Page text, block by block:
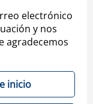
electrónico
y nos
agradecemos
inicio